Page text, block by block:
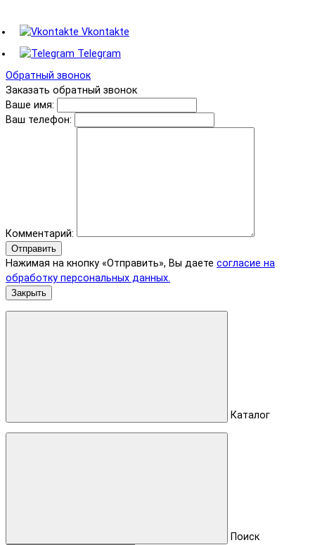
Vkontakte
Telegram
Обратный звонок
Заказать обратный звонок
Ваше имя:
Ваш телефон:
Комментарий:
Отправить
Нажимая на кнопку «Отправить», Вы даете согласие на
обработку персональных данных.
Закрыть
Каталог
Поиск